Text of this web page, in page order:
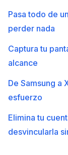
Pasa todo de
perder nada
Captura tu
alcance
De Samsung a
esfuerzo
Elimina tu
desvincularla